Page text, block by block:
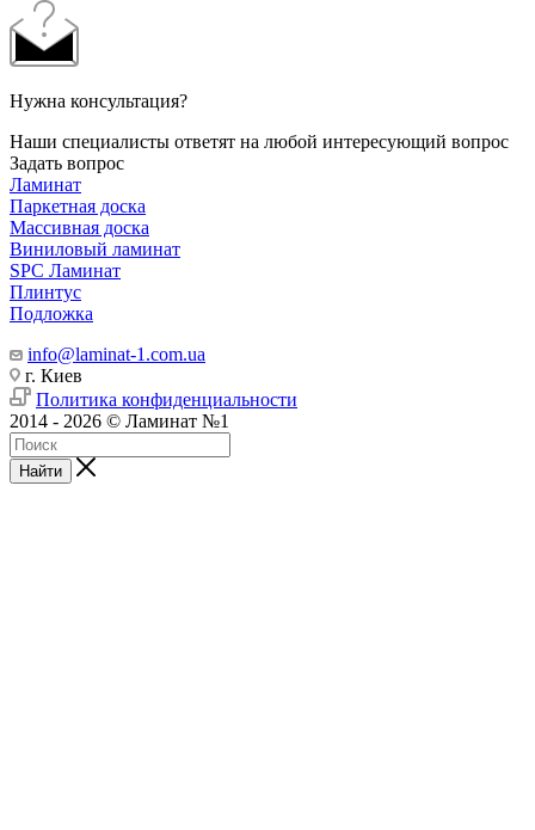
Нужна консультация?
Наши специалисты ответят на любой интересующий вопрос
Задать вопрос
Ламинат
Паркетная доска
Массивная доска
Виниловый ламинат
SPC Ламинат
Плинтус
Подложка
info@laminat-1.com.ua
г. Киев
Политика конфиденциальности
2014 - 2026 © Ламинат №1
Найти